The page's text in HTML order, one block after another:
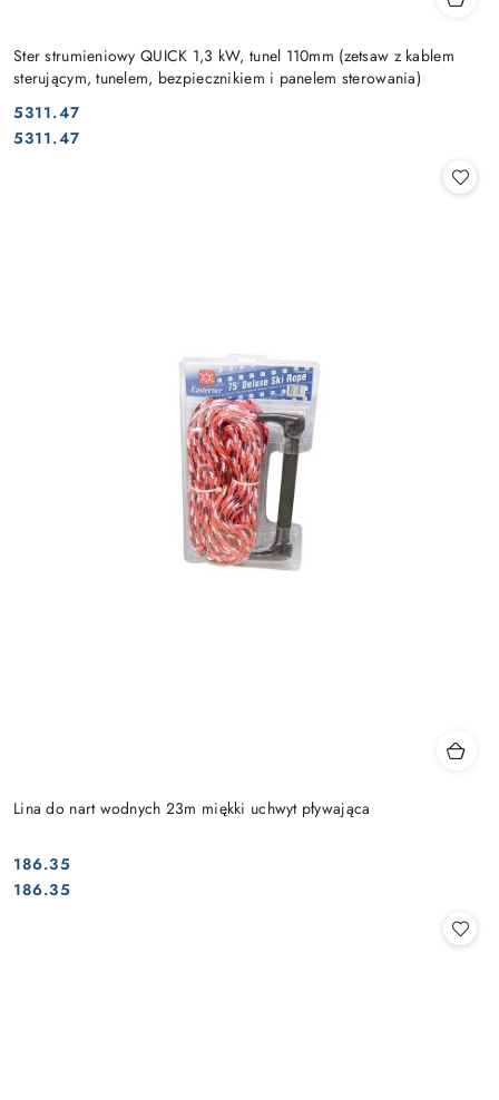
Ster strumieniowy QUICK 1,3 kW, tunel 110mm (zetsaw z kablem
sterującym, tunelem, bezpiecznikiem i panelem sterowania)
Cena:
5311.47
Cena:
5311.47
Lina do nart wodnych 23m miękki uchwyt pływająca
Cena:
186.35
Cena:
186.35